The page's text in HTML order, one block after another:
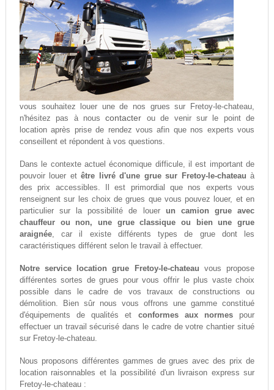
vous souhaitez louer une de nos grues sur Fretoy-le-chateau,
n'hésitez pas à nouscontacter ou de venir sur le point de
location après prise de rendez vous afin que nos experts vous
conseillent et répondent à vos questions.
Dans le contexte actuel économique difficule, il est important de
pouvoir louer etêtre livré d'une grue sur Fretoy-le-chateau à
des prix accessibles. Il est primordial que nos experts vous
renseignent sur les choix de grues que vous pouvez louer, et en
particulier sur la possibilité de louer un camion grue avec
chauffeur ou non, une grue classique ou bien une grue
araignée, car il existe différents types de grue dont les
caractéristiques différent selon le travail à effectuer.
Notre service location grue Fretoy-le-chateau vous propose
différentes sortes de grues pour vous offrir le plus vaste choix
possible dans le cadre de vos travaux de constructions ou
démolition. Bien sûr nous vous offrons une gamme constitué
d'équipements de qualités et conformes aux normespour
effectuer un travail sécurisé dans le cadre de votre chantier situé
sur Fretoy-le-chateau.
Nous proposons différentes gammes de grues avec des prix de
location raisonnables et la possibilité d'un livraison express sur
Fretoy-le-chateau :